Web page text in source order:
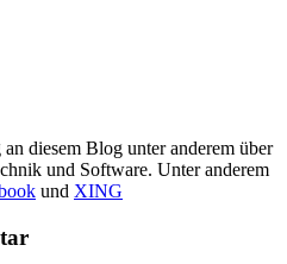
diesem Blog unter anderem über
und Software. Unter anderem
und XING